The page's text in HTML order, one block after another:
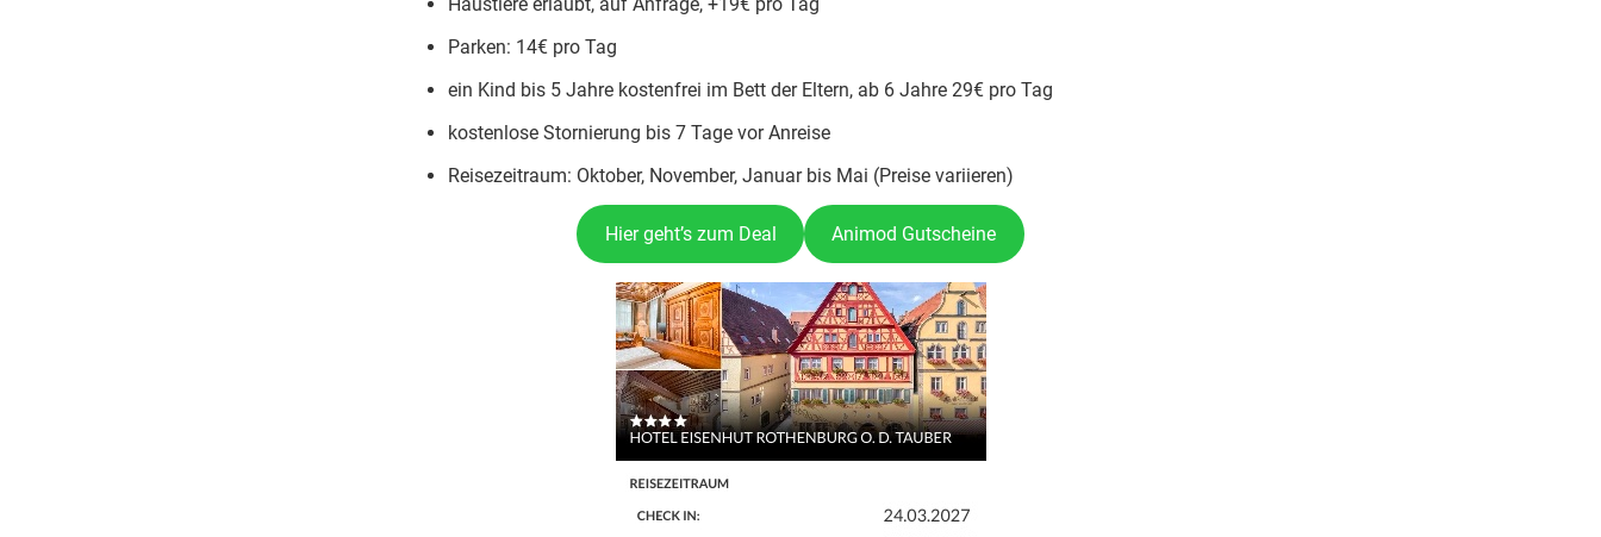
Parken: 14€ pro Tag
ein Kind bis 5 Jahre kostenfrei im Bett der Eltern, ab 6 Jahre 29€ pro Tag
kostenlose Stornierung bis 7 Tage vor Anreise
Reisezeitraum: Oktober, November, Januar bis Mai (Preise variieren)
Hier geht’s zum Deal Animod Gutscheine